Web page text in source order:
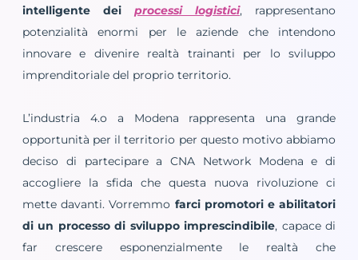
intelligente dei processi logistici, rappresentano
potenzialità enormi per le aziende che intendono
innovare e divenire realtà trainanti per lo sviluppo
imprenditoriale del proprio territorio.
L’industria 4.o a Modena rappresenta una grande
opportunità per il territorio per questo motivo abbiamo
deciso di partecipare a CNA Network Modena e di
accogliere la sfida che questa nuova rivoluzione ci
mette davanti. Vorremmo farci promotori e abilitatori
di un processo di sviluppo imprescindibile, capace di
far crescere esponenzialmente le realtà che